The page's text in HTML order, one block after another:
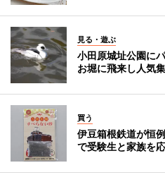
見る・遊ぶ
小田原城址公園に
お堀に飛来し人気
買う
伊豆箱根鉄道が恒
で受験生と家族を